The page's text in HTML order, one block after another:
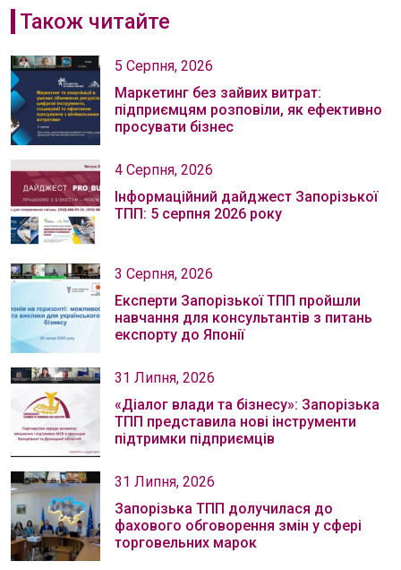
Також читайте
5 Серпня, 2026
Маркетинг без зайвих витрат:
підприємцям розповіли, як ефективно
просувати бізнес
4 Серпня, 2026
Інформаційний дайджест Запорізької
ТПП: 5 серпня 2026 року
3 Серпня, 2026
Експерти Запорізької ТПП пройшли
навчання для консультантів з питань
експорту до Японії
31 Липня, 2026
«Діалог влади та бізнесу»: Запорізька
ТПП представила нові інструменти
підтримки підприємців
31 Липня, 2026
Запорізька ТПП долучилася до
фахового обговорення змін у сфері
торговельних марок